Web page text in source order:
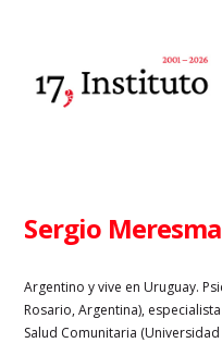
Sergio
Argentino y vive en Uruguay.
Rosario, Argentina),
Salud Comunitaria